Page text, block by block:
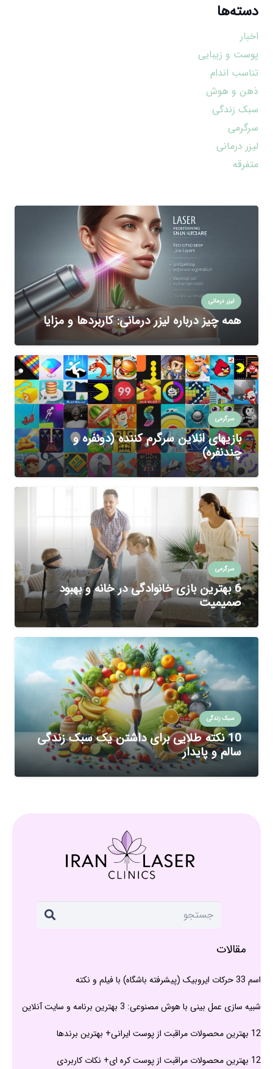
دسته‌ها
اخبار
پوست و زیبایی
تناسب اندام
ذهن و هوش
سبک زندگی
سرگرمی
لیزر درمانی
متفرقه
لیزر درمانی
همه چیز درباره لیزر درمانی: کاربردها و مزایا
سرگرمی
بازیهای انلاین سرگرم کننده (دونفره و
چندنفره)
سرگرمی
6 بهترین بازی خانوادگی در خانه و بهبود
صمیمیت
سبک زندگی
10 نکته طلایی برای داشتن یک سبک زندگی
سالم و پایدار
مقالات
اسم 33 حرکات ایروبیک (پیشرفته باشگاه) با فیلم و نکته
شبیه سازی عمل بینی با هوش مصنوعی: 3 بهترین برنامه و سایت آنلاین
12 بهترین محصولات مراقبت از پوست ایرانی+ بهترین برندها
12 بهترین محصولات مراقبت از پوست کره ای+ نکات کاربردی